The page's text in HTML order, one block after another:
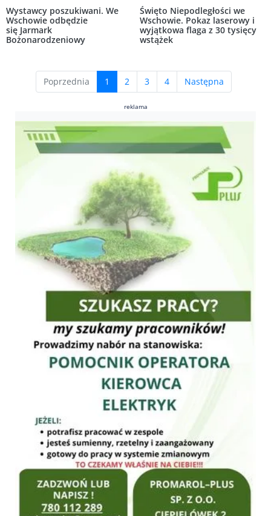
Wystawcy poszukiwani. We
Wschowie odbędzie
się Jarmark
Bożonarodzeniowy
Święto Niepodległości we
Wschowie. Pokaz laserowy i
wyjątkowa flaga z 30 tysięcy
wstążek
Poprzednia 1 (current)
2 3 4 Następna
reklama